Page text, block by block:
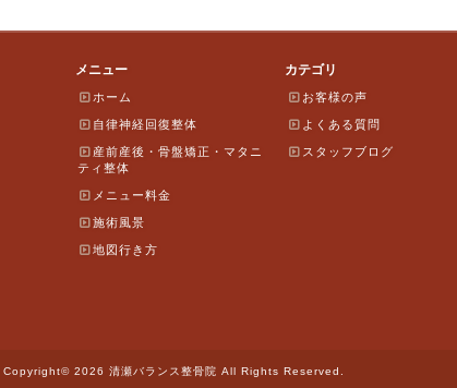
メニュー
ホーム
自律神経回復整体
産前産後・骨盤矯正・マタニ
ティ整体
メニュー料金
施術風景
地図行き方
カテゴリ
お客様の声
よくある質問
スタッフブログ
Copyright© 2026 清瀬バランス整骨院 All Rights Reserved.